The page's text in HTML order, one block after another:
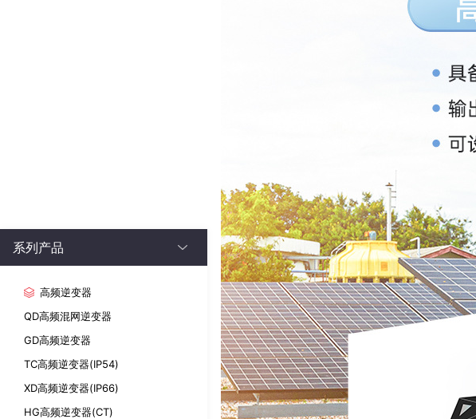
系列产品
高频逆变器
QD高频混网逆变器
GD高频逆变器
TC高频逆变器(IP54)
XD高频逆变器(IP66)
HG高频逆变器(CT)